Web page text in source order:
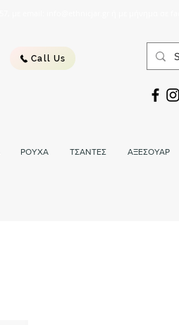
Call Us
ΡΟΥΧΑ ΤΣΑΝΤΕΣ ΑΞΕΣΟΥΑΡ